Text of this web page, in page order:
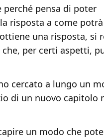
perché pensa di poter
risposta a come potrà
una risposta, si
per certi aspetti,
cercato a lungo un
di un nuovo capitolo
un modo che